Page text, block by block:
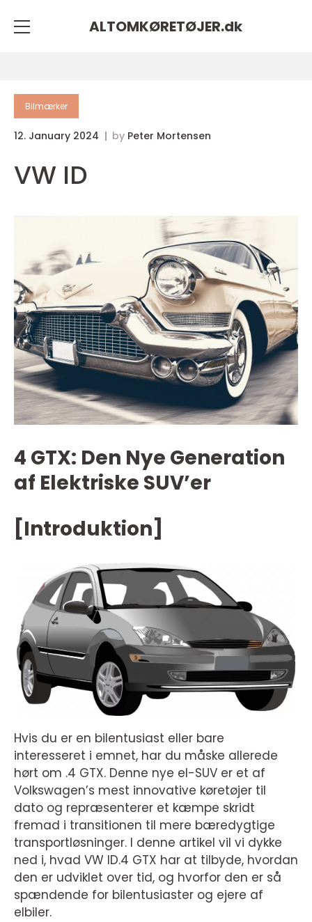
ALTOMKØRETØJER.dk
Bilmærker
12. January 2024 by Peter Mortensen
VW ID
4 GTX: Den Nye Generation
af Elektriske SUV’er
[Introduktion]
Hvis du er en bilentusiast eller bare
interesseret i emnet, har du måske allerede
hørt om .4 GTX. Denne nye el-SUV er et af
Volkswagen’s mest innovative køretøjer til
dato og repræsenterer et kæmpe skridt
fremad i transitionen til mere bæredygtige
transportløsninger. I denne artikel vil vi dykke
ned i, hvad VW ID.4 GTX har at tilbyde, hvordan
den er udviklet over tid, og hvorfor den er så
spændende for bilentusiaster og ejere af
elbiler.